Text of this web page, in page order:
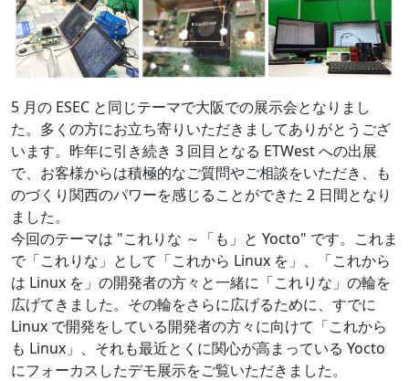
5 月の ESEC と同じテーマで大阪での展示会となりまし
た。多くの方にお立ち寄りいただきましてありがとうござ
います。昨年に引き続き 3 回目となる ETWest への出展
で、お客様からは積極的なご質問やご相談をいただき、も
のづくり関西のパワーを感じることができた 2 日間となり
ました。
今回のテーマは "これりな ～「も」と Yocto" です。これま
で「これりな」として「これから Linux を」、「これから
は Linux を」の開発者の方々と一緒に「これりな」の輪を
広げてきました。その輪をさらに広げるために、すでに
Linux で開発をしている開発者の方々に向けて「これから
も Linux」、それも最近とくに関心が高まっている Yocto
にフォーカスしたデモ展示をご覧いただきました。